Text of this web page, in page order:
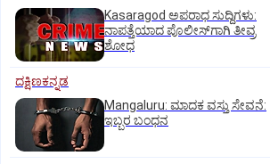
Kasaragod ಅಪರಾಧ ಸುದ್ದಿಗಳು:
ನಾಪತ್ತೆಯಾದ ಪೊಲೀಸ್‌ಗಾಗಿ ತೀವ್ರ
ಶೋಧ
ದಕ್ಷಿಣಕನ್ನಡ
Mangaluru: ಮಾದಕ ವಸ್ತು ಸೇವನೆ:
ಇಬ್ಬರ ಬಂಧನ